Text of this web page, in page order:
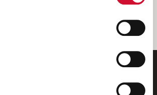
sämtlicher Cookies zu. Sie können
selbstverständlich jederzeit widerrufen,
Einstellungen aufrufen und diese